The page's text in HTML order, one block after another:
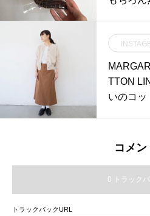
います。
らかく、
縮された
ト#トリ
山陰
#野性鹿#
TTON
いのコッ
コメン
0 トラック
トラックバックURL